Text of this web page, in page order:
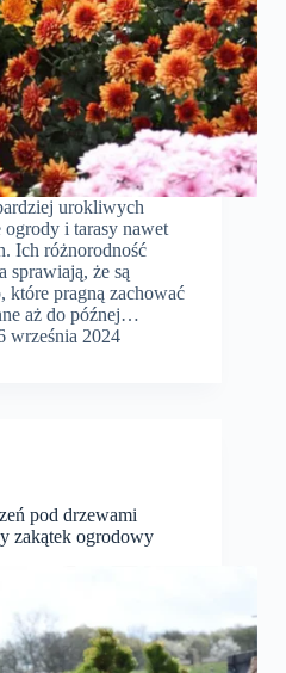
urokliwych
i tarasy nawet
Ich różnorodność
sprawiają, że są
które pragną zachować
aż do późnej…
września 2024
pod drzewami
zakątek ogrodowy